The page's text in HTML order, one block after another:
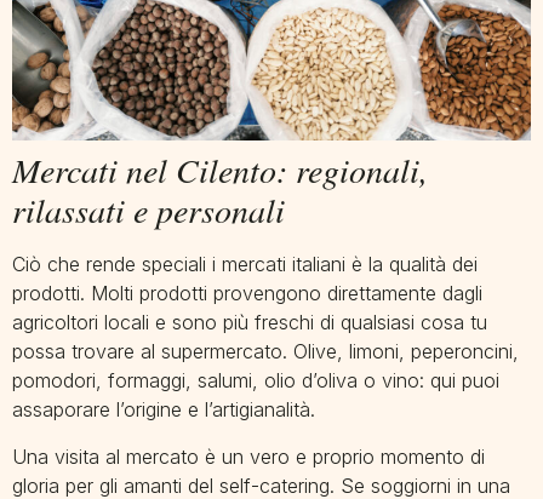
Mercati nel Cilento: regionali,
rilassati e personali
Ciò che rende speciali i mercati italiani è la qualità dei
prodotti. Molti prodotti provengono direttamente dagli
agricoltori locali e sono più freschi di qualsiasi cosa tu
possa trovare al supermercato. Olive, limoni, peperoncini,
pomodori, formaggi, salumi, olio d’oliva o vino: qui puoi
assaporare l’origine e l’artigianalità.
Una visita al mercato è un vero e proprio momento di
gloria per gli amanti del self-catering. Se soggiorni in una